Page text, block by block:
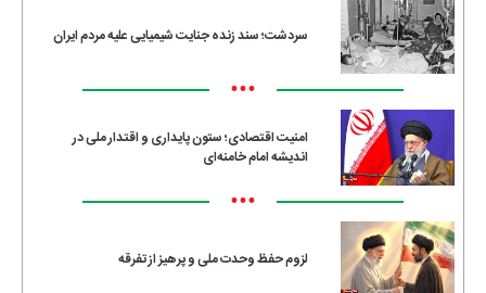
سردشت؛ سند زنده جنایت شیمیایی علیه مردم ایران
•••
امنیت اقتصادی؛ ستون پایداری و اقتدار ملی در
اندیشه امام خامنه‌ای
•••
لزوم حفظ وحدت ملی و پرهیز از تفرقه